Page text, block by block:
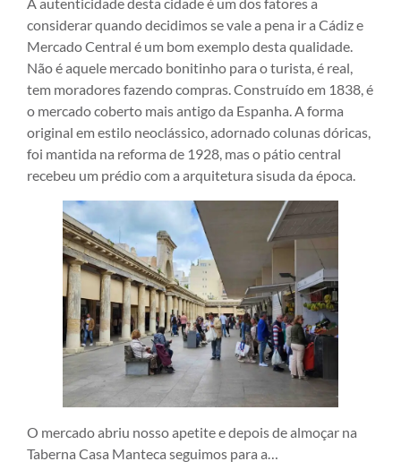
considerar quando decidimos se vale a pena ir a Cádiz e
Mercado Central é um bom exemplo desta qualidade.
Não é aquele mercado bonitinho para o turista, é real,
tem moradores fazendo compras. Construído em 1838, é
o mercado coberto mais antigo da Espanha. A forma
original em estilo neoclássico, adornado colunas dóricas,
foi mantida na reforma de 1928, mas o pátio central
recebeu um prédio com a arquitetura sisuda da época.
O mercado abriu nosso apetite e depois de almoçar na
Taberna Casa Manteca seguimos para a…